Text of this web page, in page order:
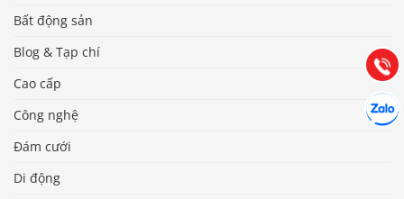
Bất động sản
Blog & Tạp chí
Cao cấp
Công nghệ
Đám cưới
Di động
Gọi
(028) 22.166.144
Chát